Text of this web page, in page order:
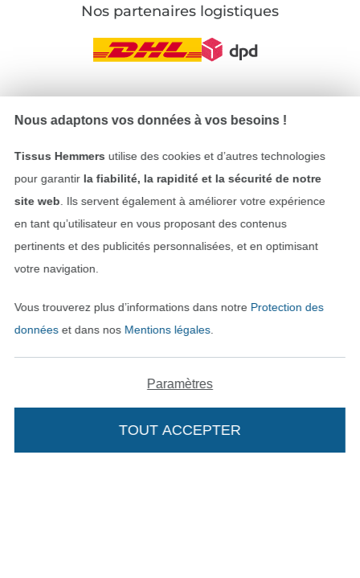
Nos partenaires logistiques
Mentions légales
Protection des données
Contact
Rétractation de commande
Trouvez plus d’idées
Passer à la boutique allemande
Nous adaptons vos données à vos besoins !
Tissus Hemmers utilise des cookies et d’autres technologies
pour garantir la fiabilité, la rapidité et la sécurité de notre
site web . Ils servent également à améliorer votre expérience
en tant qu’utilisateur en vous proposant des contenus
pertinents et des publicités personnalisées, et en optimisant
votre navigation.
Vous trouverez plus d’informations dans notre Protection des
donnéeset dans nos Mentions légales.
Paramètres
TOUT ACCEPTER